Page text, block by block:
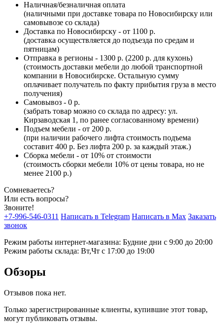
Наличная/безналичная оплата
(наличными при доставке товара по Новосибирску или
самовывозе со склада)
Доставка по Новосибирску - от 1100 р.
(доставка осуществляется до подъезда по средам и
пятницам)
Отправка в регионы - 1300 р. (2200 р. для кухонь)
(стоимость доставки мебели до любой транспортной
компании в Новосибирске. Остальную сумму
оплачивает получатель по факту прибытия груза в место
получения)
Самовывоз - 0 р.
(забрать товар можно со склада по адресу: ул.
Кирзаводская 1, по ранее согласованному времени)
Подъем мебели - от 200 р.
(при наличии рабочего лифта стоимость подъема
составит 400 р. Без лифта 200 р. за каждый этаж.)
Сборка мебели - от 10% от стоимости
(стоимость сборки мебели 10% от цены товара, но не
менее 2100 р.)
Сомневаетесь?
Или есть вопросы?
Звоните!
+7-996-546-0311 Написать в Telegram Написать в Max Заказать
звонок
Режим работы интернет-магазина: Будние дни с 9:00 до 20:00
Режим работы склада: Вт,Чт с 17:00 до 19:00
Обзоры
Отзывов пока нет.
Только зарегистрированные клиенты, купившие этот товар,
могут публиковать отзывы.